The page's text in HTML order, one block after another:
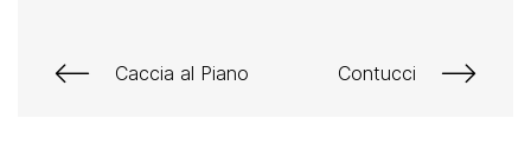
Caccia al Piano Contucci